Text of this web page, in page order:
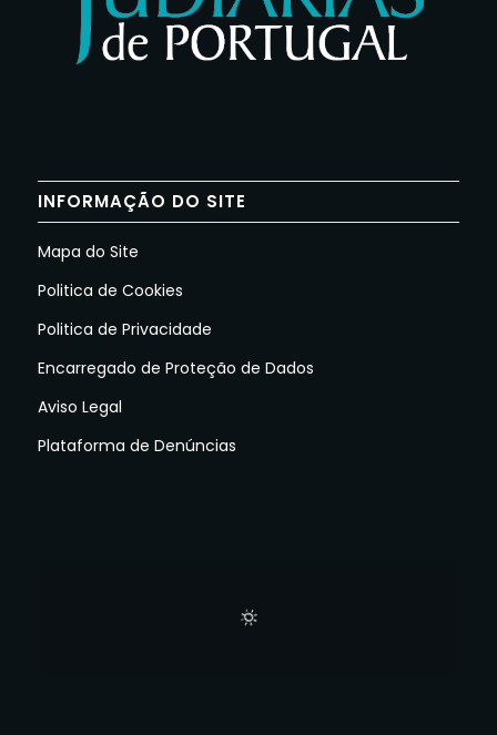
INFORMAÇÃO DO SITE
Mapa do Site
Politica de Cookies
Politica de Privacidade
Encarregado de Proteção de Dados
Aviso Legal
Plataforma de Denúncias